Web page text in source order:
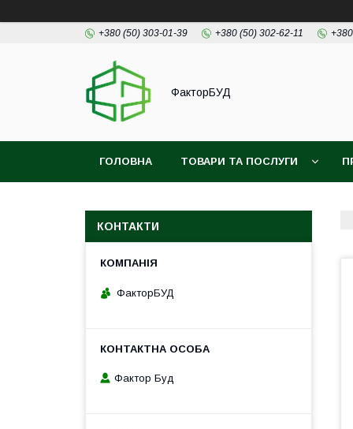
+380 (50) 303-01-39 +380 (50) 302-62-11
ФакторБУД
ГОЛОВНА ТОВАРИ ТА ПОСЛУГИ
КОНТАКТИ
ФакторБУД
Фактор Буд